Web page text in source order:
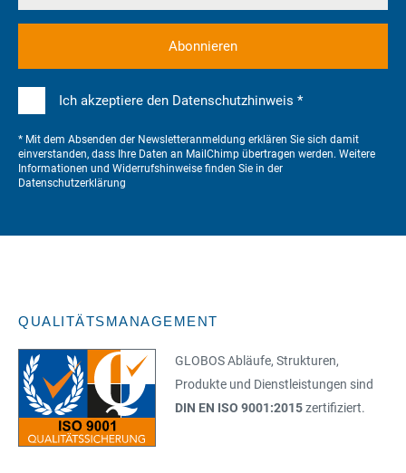
Ich akzeptiere den Datenschutzhinweis *
* Mit dem Absenden der Newsletteranmeldung erklären Sie sich damit
einverstanden, dass Ihre Daten an MailChimp übertragen werden. Weitere
Informationen und Widerrufshinweise finden Sie in der
Datenschutzerklärung
QUALITÄTSMANAGEMENT
GLOBOS Abläufe, Strukturen,
Produkte und Dienstleistungen sind
DIN EN ISO 9001:2015zertifiziert.